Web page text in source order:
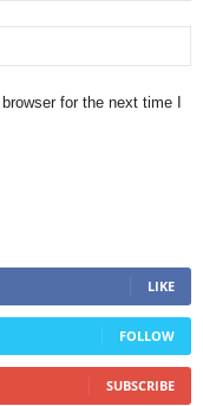
for the next time I
LIKE
FOLLOW
SUBSCRIBE